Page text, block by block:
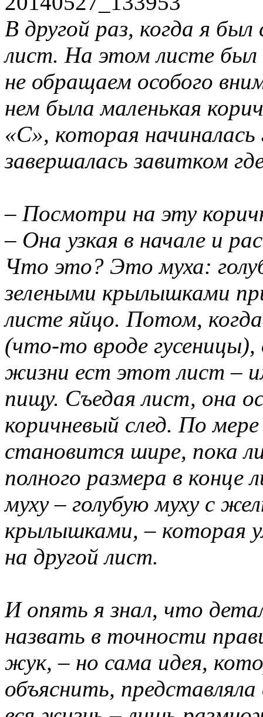
В другой раз, когда я
лист. На этом листе
не обращаем особого
нем была маленькая
«С», которая
завершалась завитком
– Посмотри на эту
– Она узкая в начале и
Что это? Это муха:
зелеными крылышками
листе яйцо. Потом,
(что-то вроде гусеницы),
жизни ест этот лист –
пищу. Съедая лист, она
коричневый след. По
становится шире, пока
полного размера в конце
муху – голубую муху с
крылышками, – которая
на другой лист.
И опять я знал, что
назвать в точности
жук, – но сама идея,
объяснить,